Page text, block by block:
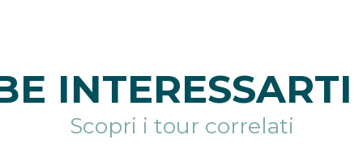
Scopri i tour correlati